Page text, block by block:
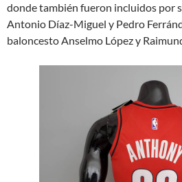
donde también fueron incluidos por
Antonio Díaz-Miguel y Pedro
baloncesto Anselmo López y